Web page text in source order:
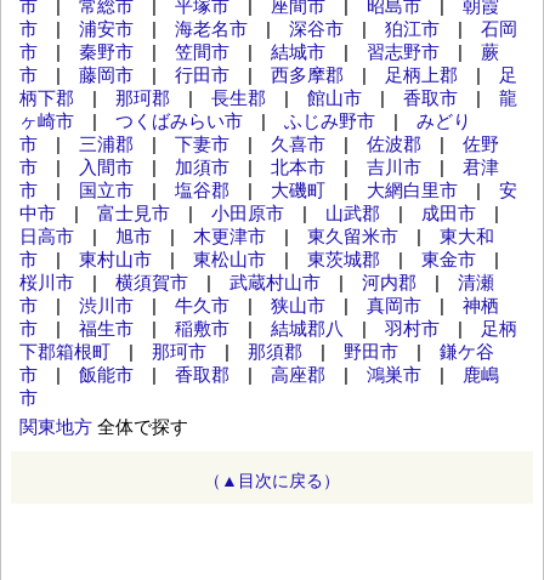
市 常総市 平塚市 座間市 昭島市
朝霞
市 | 浦安市 | 海老名市 | 深谷市 | 狛江市 | 石岡
市 | 秦野市 | 笠間市 | 結城市 | 習志野市 | 蕨
市 | 藤岡市 | 行田市 | 西多摩郡 | 足柄上郡 |
足
柄下郡 | 那珂郡 | 長生郡 | 館山市 | 香取市 | 龍
ヶ崎市 | つくばみらい市 | ふじみ野市 | みどり
市 | 三浦郡 | 下妻市 | 久喜市 | 佐波郡 | 佐野
市 | 入間市 | 加須市 | 北本市 | 吉川市 | 君津
市 | 国立市 | 塩谷郡 | 大磯町 | 大網白里市 | 安
中市 | 富士見市 | 小田原市 | 山武郡 | 成田市 |
日高市 | 旭市 | 木更津市 | 東久留米市 | 東大和
市 | 東村山市 | 東松山市 | 東茨城郡 | 東金市 |
桜川市 | 横須賀市 | 武蔵村山市 | 河内郡 | 清瀬
市 | 渋川市 | 牛久市 | 狭山市 | 真岡市 | 神栖
市 | 福生市 | 稲敷市 | 結城郡八 | 羽村市 |
足柄
下郡箱根町 | 那珂市 | 那須郡 | 野田市 | 鎌ケ谷
市 | 飯能市 | 香取郡 | 高座郡 | 鴻巣市 |
鹿嶋
市
関東地方 全体で探す
（▲目次に戻る）